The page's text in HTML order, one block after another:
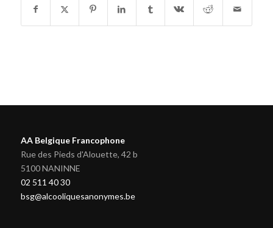
AA Belgique Francophone
Rue des Pieds d'Alouette, 42 b
5100 NANINNE
02 511 40 30
bsg@alcooliquesanonymes.be